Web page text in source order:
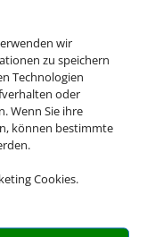
wir
zu speichern
Technologien
oder
Wenn Sie ihre
können bestimmte
Cookies.
Email